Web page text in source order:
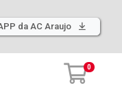
da AC Araujo
0